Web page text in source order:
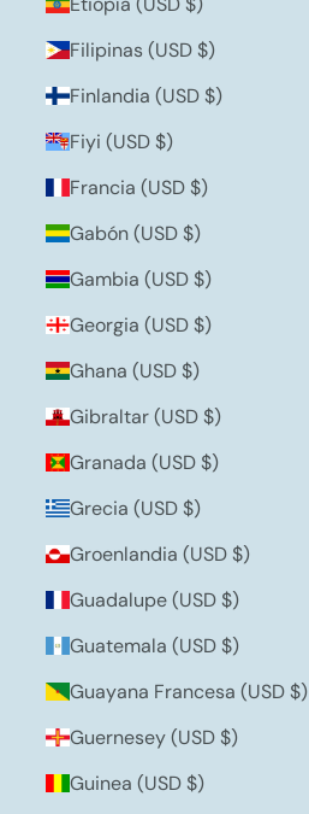
Filipinas (USD $)
Finlandia (USD $)
Fiyi (USD $)
Francia (USD $)
Gabón (USD $)
Gambia (USD $)
Georgia (USD $)
Ghana (USD $)
Gibraltar (USD $)
Granada (USD $)
Grecia (USD $)
Groenlandia (USD $)
Guadalupe (USD $)
Guatemala (USD $)
Guayana Francesa (USD $)
Guernesey (USD $)
Guinea (USD $)